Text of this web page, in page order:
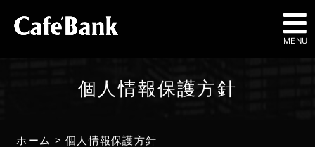
MENU
個人情報保護方針
ホーム >個人情報保護方針